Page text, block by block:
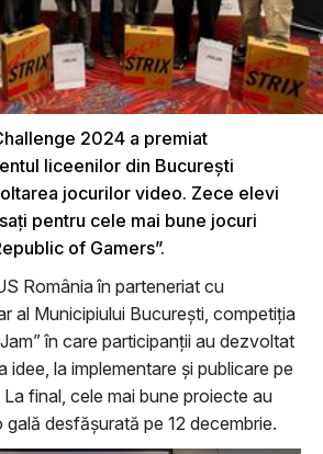
2024 a premiat
liceenilor din București
jocurilor video. Zece elevi
pentru cele mai bune jocuri
of Gamers”.
România în parteneriat cu
al Municipiului București, competiția
în care participanții au dezvoltat
idee, la implementare și publicare pe
final, cele mai bune proiecte au
desfășurată pe 12 decembrie.